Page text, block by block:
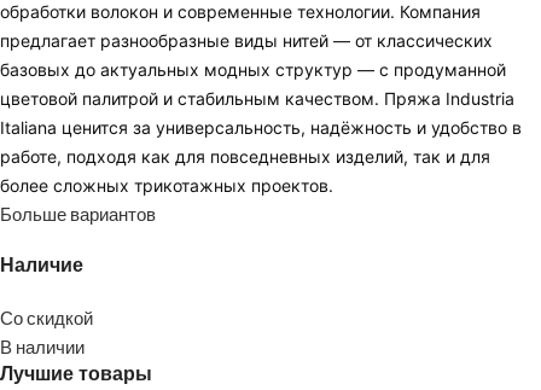
Наличие
Со скидкой
В наличии
Лучшие товары
обработки волокон и современные технологии. Компания
предлагает разнообразные виды нитей — от классических
базовых до актуальных модных структур — с продуманной
цветовой палитрой и стабильным качеством. Пряжа Industria
Italiana ценится за универсальность, надёжность и удобство в
работе, подходя как для повседневных изделий, так и для
более сложных трикотажных проектов.
Больше вариантов